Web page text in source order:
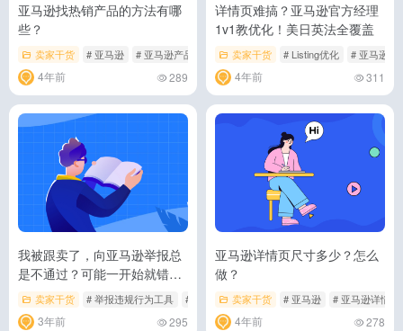
亚马逊找热销产品的方法有哪
些？
卖家干货 # 亚马逊 # 亚马逊产品 # 亚马逊热销产品
4年前 289
详情页难搞？亚马逊官方经理
1v1教优化！美日英法全覆盖
卖家干货 # Listing优化 # 亚马逊
4年前 311
我被跟卖了，向亚马逊举报总
是不通过？可能一开始就错
了！卖家干货 # 举报违规行为工具 # 亚马逊 # 知识产权
3年前 295
亚马逊详情页尺寸多少？怎么
做？
卖家干货 # 亚马逊 # 亚马逊详情页
4年前 278